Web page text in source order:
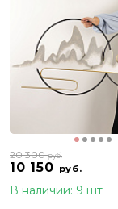
10 150 руб.
20 300руб.
В наличии: 9 шт